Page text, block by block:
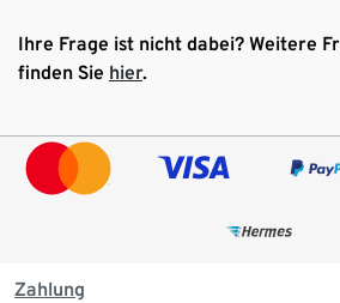
Ihre Frage ist nicht dabei? Weitere
finden Sie hier.
Zahlung